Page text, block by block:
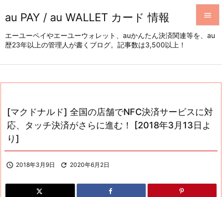
au PAY / au WALLET カード 情報
エーユーペイやエーユーウォレット、auかんたん決済関連等を、au
歴23年以上の管理人が書くブログ。記事数は3,500以上！




次へ
[マクドナルド] 全国の店舗でNFC決済サービスに対
応、タッチ決済がさらに進む！ [2018年3月13日よ
り]
 2018年3月9日  2020年6月2日